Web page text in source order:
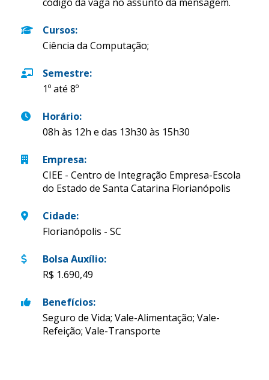
Cursos:
Ciência da Computação;
Semestre:
1º até 8º
Horário:
08h às 12h e das 13h30 às 15h30
Empresa:
CIEE - Centro de Integração Empresa-Escola
do Estado de Santa Catarina Florianópolis
Cidade:
Florianópolis - SC
Bolsa Auxílio:
R$ 1.690,49
Benefícios:
Seguro de Vida; Vale-Alimentação; Vale-
Refeição; Vale-Transporte